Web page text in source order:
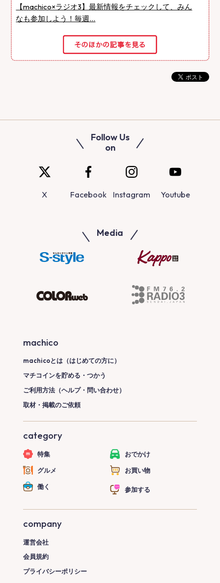
【machico×ラジオ3】最新情報をチェックして、みん
なも参加しよう！毎週...
Follow Us
on
X Facebook Instagram Youtube
Media
machico
machicoとは（はじめての方に）
マチコインを貯める・つかう
ご利用方法（ヘルプ・問い合わせ）
取材・掲載のご依頼
category
特集 おでかけ
グルメ お買い物
働く 参加する
company
運営会社
会員規約
プライバシーポリシー